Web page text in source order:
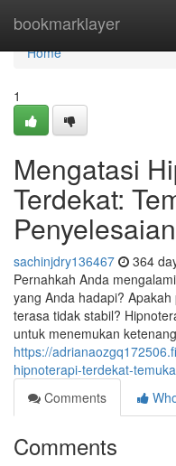
bookmarklayer
Home
Home
1
Mengatasi
Terdekat:
sachinjdry136467 364
Pernahkah Anda
yang Anda hadapi?
terasa tidak stabil?
untuk menemukan
https://
hipnoterapi-terdekat-
Comments
Comments